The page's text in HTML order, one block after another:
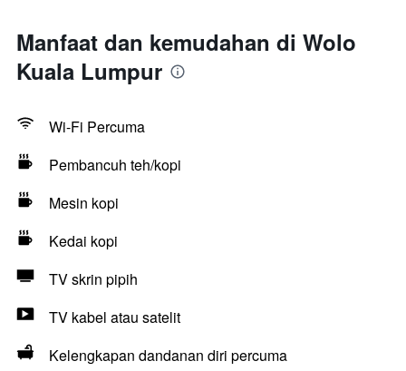
Manfaat dan kemudahan di Wolo
Kuala Lumpur
Wi-Fi Percuma
Pembancuh teh/kopi
Mesin kopi
Kedai kopi
TV skrin pipih
TV kabel atau satelit
Kelengkapan dandanan diri percuma